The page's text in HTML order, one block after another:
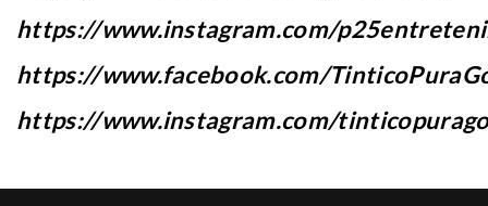
https://www.instagram.com/
https://www.facebook.com/
https://www.instagram.com/